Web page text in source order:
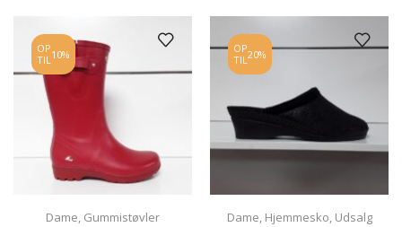
OP
TIL10%
Dame, Gummistøvler
OP
TIL20%
Dame, Hjemmesko, Udsalg